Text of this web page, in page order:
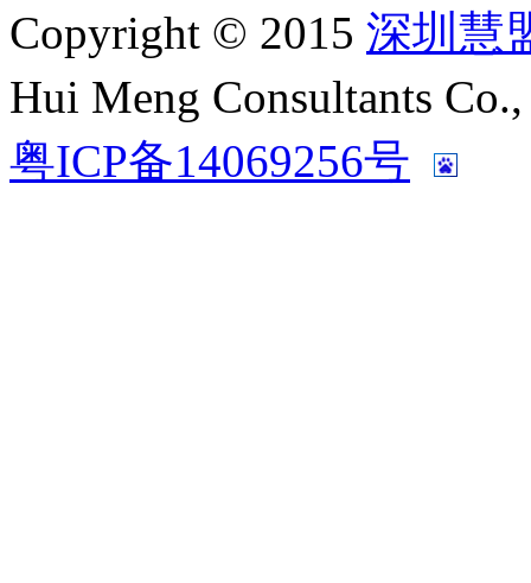
Copyright © 2015 深圳慧
Hui Meng Consultants
粤ICP备14069256号